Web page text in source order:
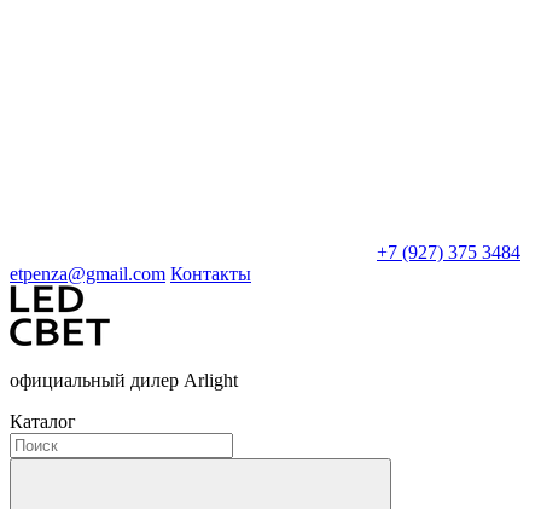
+7 (927) 375 3484
etpenza@gmail.com Контакты
официальный дилер Arlight
Каталог